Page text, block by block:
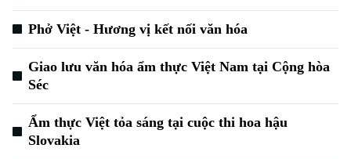
Phở Việt - Hương vị kết nối văn hóa
Giao lưu văn hóa ẩm thực Việt Nam tại Cộng hòa
Séc
Ẩm thực Việt tỏa sáng tại cuộc thi hoa hậu
Slovakia